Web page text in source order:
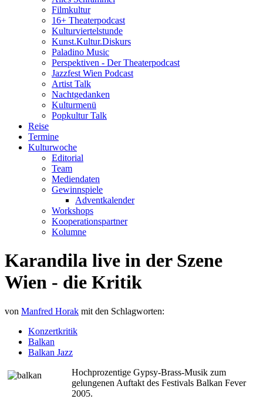
Filmkultur
16+ Theaterpodcast
Kulturviertelstunde
Kunst.Kultur.Diskurs
Paladino Music
Perspektiven - Der Theaterpodcast
Jazzfest Wien Podcast
Artist Talk
Nachtgedanken
Kulturmenü
Popkultur Talk
Reise
Termine
Kulturwoche
Editorial
Team
Mediendaten
Gewinnspiele
Adventkalender
Workshops
Kooperationspartner
Kolumne
Karandila live in der Szene
Wien - die Kritik
von Manfred Horak mit den Schlagworten:
Konzertkritik
Balkan
Balkan Jazz
Hochprozentige Gypsy-Brass-Musik zum
gelungenen Auftakt des Festivals Balkan Fever
2005.